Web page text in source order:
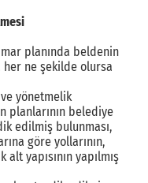
planında beldenin
her ne şekilde olursa
yönetmelik
planlarının belediye
edilmiş bulunması,
göre yollarının,
yapısının yapılmış